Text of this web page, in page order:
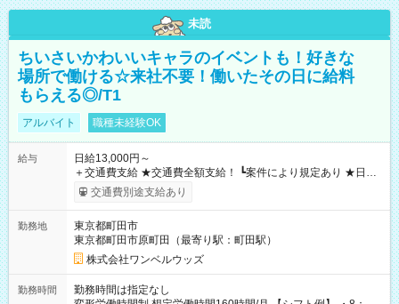
未読
ちいさいかわいいキャラのイベントも！好きな
場所で働ける☆来社不要！働いたその日に給料
もらえる◎/T1
アルバイト 職種未経験OK
給与
日給13,000円～
＋交通費支給 ★交通費全額支給！ ┗案件により規定あり ★日払
いOK！（規定あり） ┗働いたその日に現金GET♪ お仕事後はコ
ンビニATMから 日払い分を引き落とせます！ 【試用期間】試
交通費別途支給あり
勤務地
東京都町田市
東京都町田市原町田（最寄り駅：町田駅）
株式会社ワンベルウッズ
勤務時間
勤務時間は指定なし